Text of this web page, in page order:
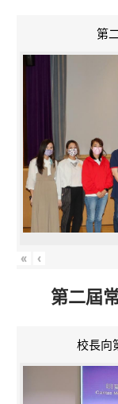
第
« ‹
第二屆
校長向